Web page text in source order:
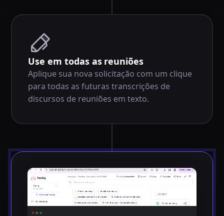
Use em todas as reuniões
Aplique sua nova solicitação com um clique
para todas as futuras transcrições de
discursos de reuniões em texto.